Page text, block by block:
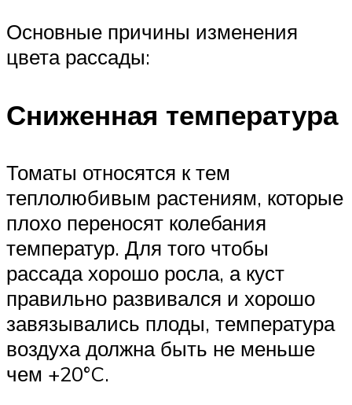
Основные причины изменения
цвета рассады:
Сниженная температура
Томаты относятся к тем
теплолюбивым растениям, которые
плохо переносят колебания
температур. Для того чтобы
рассада хорошо росла, а куст
правильно развивался и хорошо
завязывались плоды, температура
воздуха должна быть не меньше
чем +20°C.